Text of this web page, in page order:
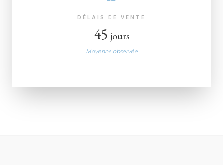
DÉLAIS DE VENTE
45 jours
Moyenne observée